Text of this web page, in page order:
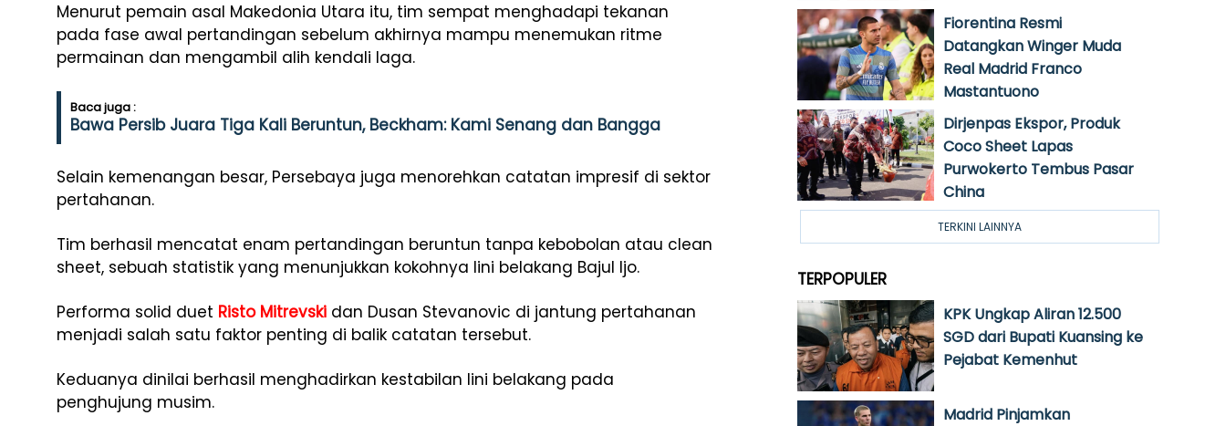
Menurut pemain asal Makedonia Utara itu, tim sempat menghadapi tekanan
pada fase awal pertandingan sebelum akhirnya mampu menemukan ritme
permainan dan mengambil alih kendali laga.
Baca juga :
Bawa Persib Juara Tiga Kali Beruntun, Beckham: Kami Senang dan Bangga
Selain kemenangan besar, Persebaya juga menorehkan catatan impresif di sektor
pertahanan.
Tim berhasil mencatat enam pertandingan beruntun tanpa kebobolan atau clean
sheet, sebuah statistik yang menunjukkan kokohnya lini belakang Bajul Ijo.
Performa solid duet Risto Mitrevski dan Dusan Stevanovic di jantung pertahanan
menjadi salah satu faktor penting di balik catatan tersebut.
Keduanya dinilai berhasil menghadirkan kestabilan lini belakang pada
penghujung musim.
Fiorentina Resmi
Datangkan Winger Muda
Real Madrid Franco
Mastantuono
Dirjenpas Ekspor, Produk
Coco Sheet Lapas
Purwokerto Tembus Pasar
China
TERKINI LAINNYA
TERPOPULER
KPK Ungkap Aliran 12.500
SGD dari Bupati Kuansing ke
Pejabat Kemenhut
Madrid Pinjamkan